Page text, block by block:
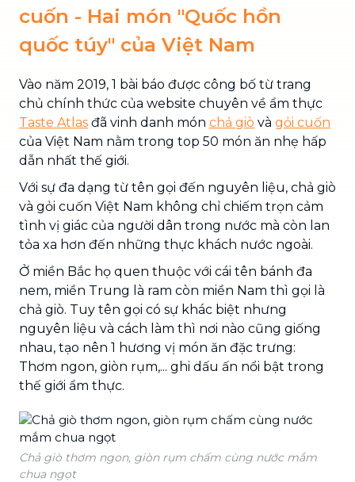
cuốn - Hai món "Quốc hồn
quốc túy" của Việt Nam
Vào năm 2019, 1 bài báo được công bố từ trang
chủ chính thức của website chuyên về ẩm thực
Taste Atlas đã vinh danh món chả giò và gỏi cuốn
của Việt Nam nằm trong top 50 món ăn nhẹ hấp
dẫn nhất thế giới.
Với sự đa dạng từ tên gọi đến nguyên liệu, chả giò
và gỏi cuốn Việt Nam không chỉ chiếm trọn cảm
tình vị giác của người dân trong nước mà còn lan
tỏa xa hơn đến những thực khách nước ngoài.
Ở miền Bắc họ quen thuộc với cái tên bánh đa
nem, miền Trung là ram còn miền Nam thì gọi là
chả giò. Tuy tên gọi có sự khác biệt nhưng
nguyên liệu và cách làm thì nơi nào cũng giống
nhau, tạo nên 1 hương vị món ăn đặc trưng:
Thơm ngon, giòn rụm,... ghi dấu ấn nổi bật trong
thế giới ẩm thực.
Chả giò thơm ngon, giòn rụm chấm cùng nước mắm
chua ngọt